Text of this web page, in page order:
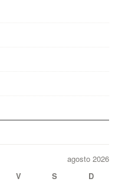
agosto 2026
V S D